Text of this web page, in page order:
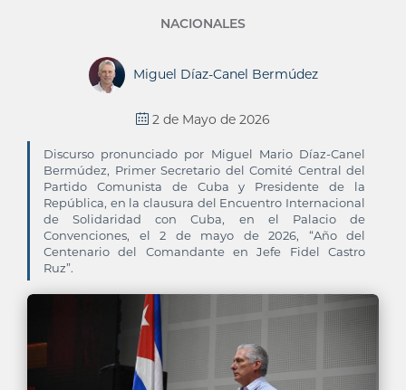
NACIONALES
Miguel Díaz-Canel Bermúdez
2 de Mayo de 2026
Discurso pronunciado por Miguel Mario Díaz-Canel
Bermúdez, Primer Secretario del Comité Central del
Partido Comunista de Cuba y Presidente de la
República, en la clausura del Encuentro Internacional
de Solidaridad con Cuba, en el Palacio de
Convenciones, el 2 de mayo de 2026, “Año del
Centenario del Comandante en Jefe Fidel Castro
Ruz”.